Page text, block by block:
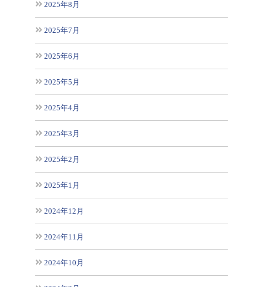
2025年8月
2025年7月
2025年6月
2025年5月
2025年4月
2025年3月
2025年2月
2025年1月
2024年12月
2024年11月
2024年10月